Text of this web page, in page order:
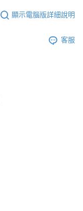
顯示電腦版詳細說明
客服